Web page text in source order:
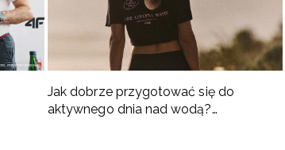
Jak dobrze przygotować się do
aktywnego dnia nad wodą?